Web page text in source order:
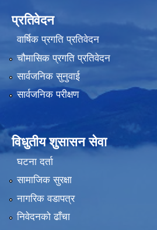
प्रतिवेदन
वार्षिक प्रगति प्रतिवेदन
चौमासिक प्रगति प्रतिवेदन
सार्वजनिक सुनुवाई
सार्वजनिक परीक्षण
विधुतीय शुसासन सेवा
घटना दर्ता
सामाजिक सुरक्षा
नागरिक वडापत्र
निवेदनको ढाँचा